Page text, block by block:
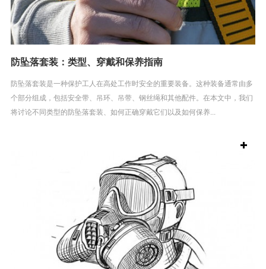
防坠落套装：类型、穿戴和保养指南
防坠落套装是一种保护工人在高处工作时安全的重要装备。这种装备通常由多
个部分组成，包括安全带、吊环、吊带、钢丝绳和其他配件。在本文中，我们
将讨论不同类型的防坠落套装、如何正确穿戴它们以及如何保养...